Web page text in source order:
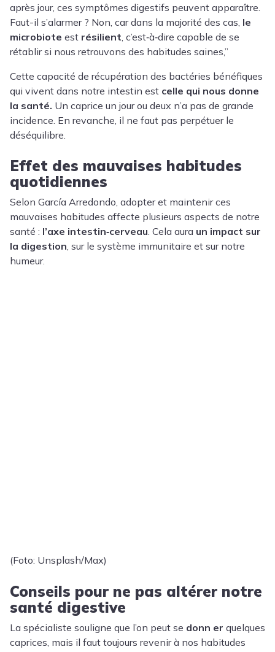
après jour, ces symptômes digestifs peuvent apparaître.
Faut-il s’alarmer ? Non, car dans la majorité des cas, le
microbiote est résilient, c’est‑à‑dire capable de se
rétablir si nous retrouvons des habitudes saines,”
Cette capacité de récupération des bactéries bénéfiques
qui vivent dans notre intestin est celle qui nous donne
la santé. Un caprice un jour ou deux n’a pas de grande
incidence. En revanche, il ne faut pas perpétuer le
déséquilibre.
Effet des mauvaises habitudes
quotidiennes
Selon García Arredondo, adopter et maintenir ces
mauvaises habitudes affecte plusieurs aspects de notre
santé : l’axe intestin‑cerveau. Cela aura un impact sur
la digestion, sur le système immunitaire et sur notre
humeur.
(Foto: Unsplash/Max)
Conseils pour ne pas altérer notre
santé digestive
La spécialiste souligne que l’on peut se donn er quelques
caprices, mais il faut toujours revenir à nos habitudes